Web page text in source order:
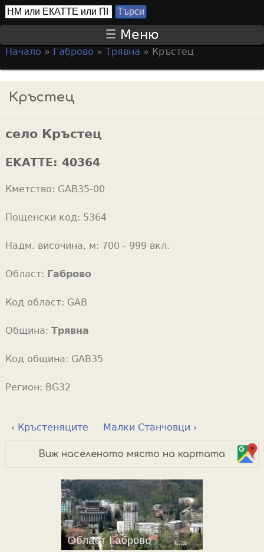
S
e
r
c
h
f
r
m
Т
ъ
с
и
Меню
o
u
r
e
e
Начало » Габрово » Трявна » Кръстец
Кръстец
село Кръстец
EKATTE: 40364
Кметство: GAB35-00
Пощенски код: 5364
Надм. височина, м: 700 - 999 вкл.
Област: Габрово
Код област: GAB
Община: Трявна
Код община: GAB35
Регион: BG32
‹ Кръстеняците Малки Станчовци ›
Виж населеното място на картата